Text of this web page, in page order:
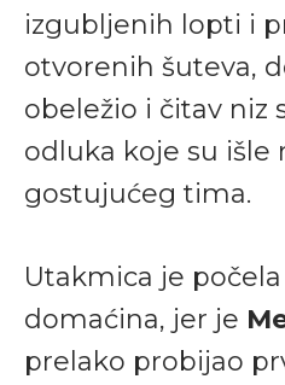
izgubljenih lopti i
otvorenih šuteva,
obeležio i čitav niz
odluka koje su išle
gostujućeg tima.
Utakmica je
domaćina, jer je
prelako probijao